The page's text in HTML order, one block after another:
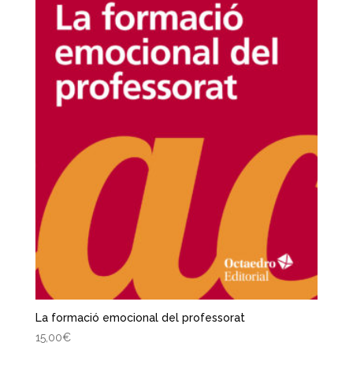
La formació emocional del professorat
15,00€